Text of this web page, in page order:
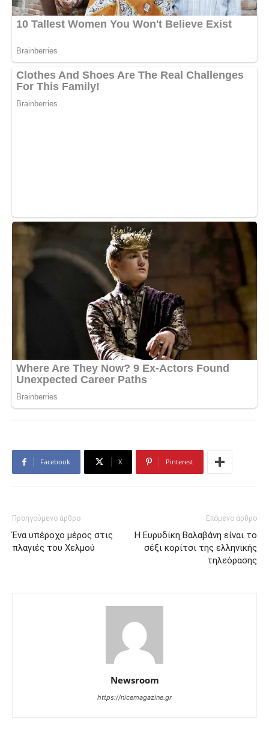
Facebook X Pinterest
Προηγούμενο άρθρο
Ένα υπέροχο μέρος στις
πλαγιές του Χελμού
Επόμενο άρθρο
Η Ευρυδίκη Βαλαβάνη είναι το
σέξι κορίτσι της ελληνικής
τηλεόρασης
Newsroom
https://nicemagazine.gr